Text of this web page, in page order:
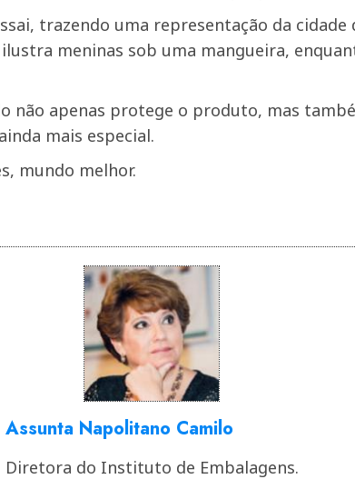
trazendo uma representação da
meninas sob uma mangueira,
não apenas protege o produto, mas
mais especial.
mundo melhor.
Assunta Napolitano Camilo
Diretora do Instituto de Embalagens.